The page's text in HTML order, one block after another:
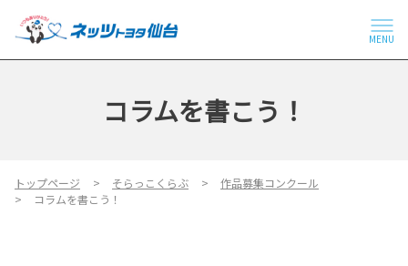
MENU
コラムを書こう！
トップページ そらっこくらぶ
作品募集コンクール
コラムを書こう！